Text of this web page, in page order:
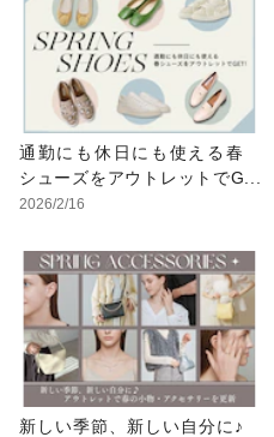
通勤にも休日にも使える春
シューズをアウトレットでG
ET！
2026/2/16
新しい季節、新しい自分に♪